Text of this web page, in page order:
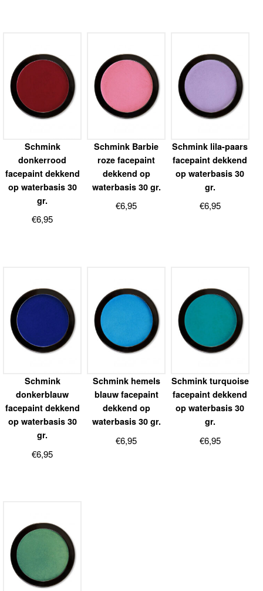
Schmink
donkerrood
facepaint dekkend
op waterbasis 30
gr.
€6,95
Schmink Barbie
roze facepaint
dekkend op
waterbasis 30 gr.
€6,95
Schmink lila-paars
facepaint dekkend
op waterbasis 30
gr.
€6,95
Schmink
donkerblauw
facepaint dekkend
op waterbasis 30
gr.
€6,95
Schmink hemels
blauw facepaint
dekkend op
waterbasis 30 gr.
€6,95
Schmink turquoise
facepaint dekkend
op waterbasis 30
gr.
€6,95